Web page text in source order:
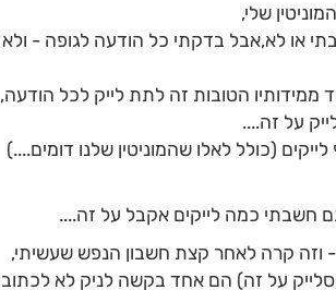
שלי,
או לא,אבל בדקתי כל הודעה לגופה - ולא
ממידותיו הטובות זה לתת לייק לכל הודעה,
על זה....
(כולל לאלו שהמוניטין שלנו דומים....)
חשבתי כמה לייקים אקבל על זה....
קרה לאחר קצת חשבון הנפש שעשיתי,
על זה) הם אחד בקשה לניק לא לכתוב